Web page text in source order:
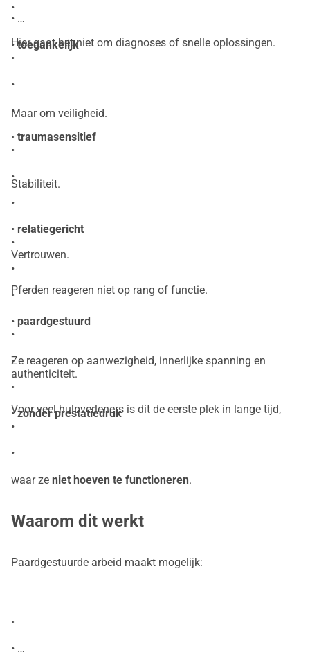
•
•
•toegankelijk
•
•
•
• traumasensitief
•
•
•
• relatiegericht
•
•
•
• paardgestuurd
•
•
•
•zonder prestatiedruk
•
•
Hier gaat het niet om diagnoses of snelle oplossingen.
Maar om veiligheid.
Stabiliteit.
Vertrouwen.
Pferden reageren niet op rang of functie.
Ze reageren op aanwezigheid, innerlijke spanning en
authenticiteit.
Voor veel hulpverleners is dit de eerste plek in lange tijd,
waar ze niet hoeven te functioneren.
Waarom dit werkt
Paardgestuurde arbeid maakt mogelijk:
•
•